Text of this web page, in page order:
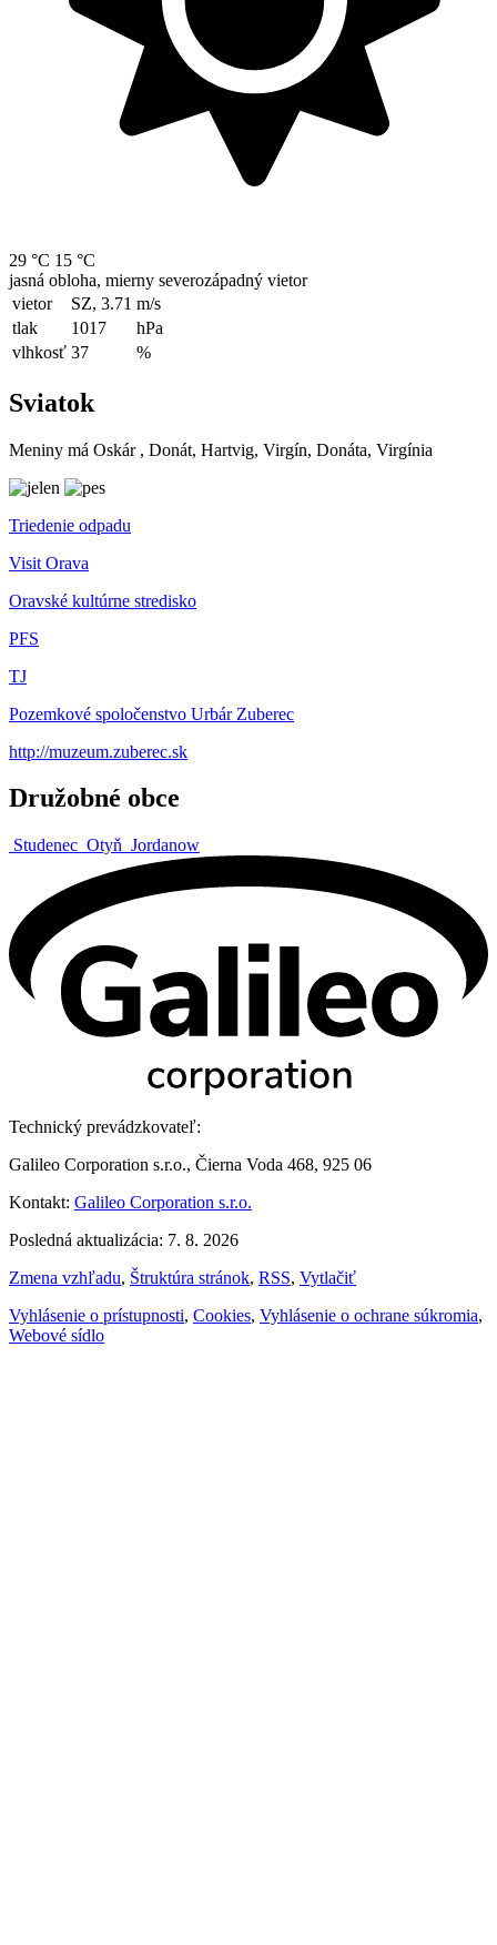
29 °C 15 °C
jasná obloha, mierny severozápadný vietor
vietor
SZ, 3.71 m/s
tlak
1017
hPa
vlhkosť 37 %
Sviatok
Meniny má Oskár , Donát, Hartvig, Virgín, Donáta, Virgínia
Triedenie odpadu
Visit Orava
Oravské kultúrne stredisko
PFS
TJ
Pozemkové spoločenstvo Urbár Zuberec
http://muzeum.zuberec.sk
Družobné obce
Studenec Otyň Jordanow
Technický prevádzkovateľ:
Galileo Corporation s.r.o., Čierna Voda 468, 925 06
Kontakt: Galileo Corporation s.r.o.
Posledná aktualizácia: 7. 8. 2026
Zmena vzhľadu, Štruktúra stránok, RSS, Vytlačiť
Vyhlásenie o prístupnosti, Cookies, Vyhlásenie o ochrane súkromia,
Webové sídlo